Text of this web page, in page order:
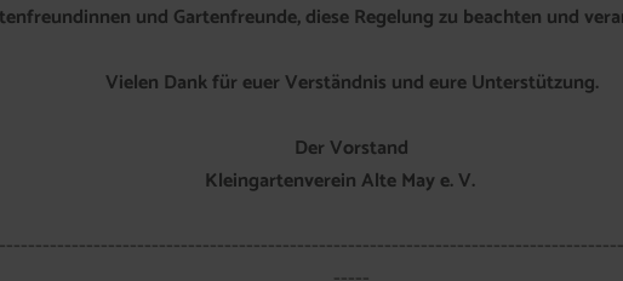
und Gartenfreunde, diese Regelung zu beachten und
Vielen Dank für euer Verständnis und eure Unterstützung.
Der Vorstand
Kleingartenverein Alte May e. V.